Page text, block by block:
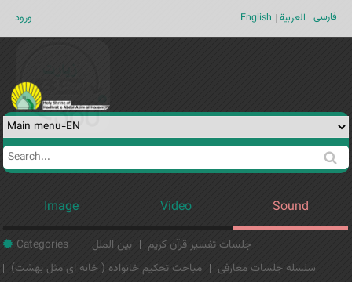
ورود فارسی العربية English
Search
Search
Image Video Sound
Categories بین الملل
جلسات تفسیر قرآن کریم
مباحث تحکیم خانواده ( خانه ای مثل بهشت)
سلسله جلسات معارفی